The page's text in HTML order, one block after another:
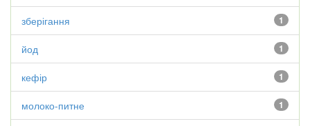
1
зберігання
1
йод
1
кефір
1
молоко-питне